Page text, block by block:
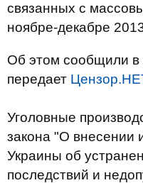
связанных с
ноябре-декабре
Об этом сообщили в
передает
Уголовные
закона "О внесении
Украины об
последствий и